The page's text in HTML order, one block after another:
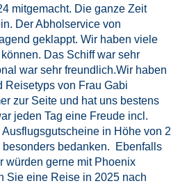
mitgemacht. Die ganze Zeit
Der Abholservice von
geklappt. Wir haben viele
Das Schiff war sehr
war sehr freundlich.Wir haben
Reisetyps von Frau Gabi
zur Seite und hat uns bestens
jeden Tag eine Freude incl.
in Höhe von 2
besonders bedanken. Ebenfalls
würden gerne mit Phoenix
Sie eine Reise in 2025 nach